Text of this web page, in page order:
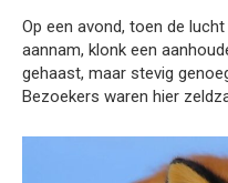
Op een avond, toen de
aannam, klonk een
gehaast, maar stevig
Bezoekers waren hier